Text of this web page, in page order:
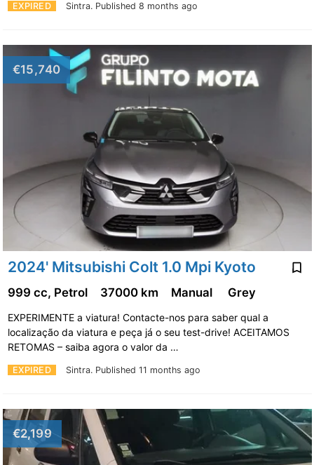
EXPIRED Sintra. Published 8 months ago
€15,740
2024' Mitsubishi Colt 1.0 Mpi Kyoto
EXPIRED Sintra. Published 11 months ago
999 cc, Petrol 37000 km Manual Grey
EXPERIMENTE a viatura! Contacte-nos para saber qual a
localização da viatura e peça já o seu test-drive! ACEITAMOS
RETOMAS – saiba agora o valor da …
€2,199